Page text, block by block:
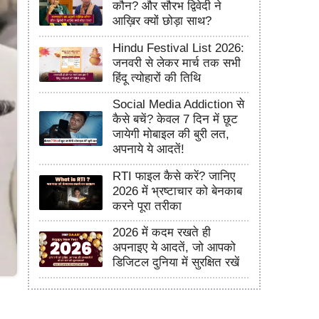
कौन? और सौरभ द्विवेदी ने
आख़िर क्यों छोड़ा साथ?
Hindu Festival List 2026:
जनवरी से लेकर मार्च तक सभी
हिंदू त्योहारों की तिथि
Social Media Addiction से
कैसे बचें? केवल 7 दिन में छूट
जायेगी मोबाइल की बुरी लत,
अपनाये ये आदतें!
RTI फाइल कैसे करें? जानिए
2026 में भ्रष्टाचार को बेनकाब
करने पूरा तरीका
2026 में कदम रखते ही
अपनाइए ये आदतें, जो आपको
डिजिटल दुनिया में सुरक्षित रखें